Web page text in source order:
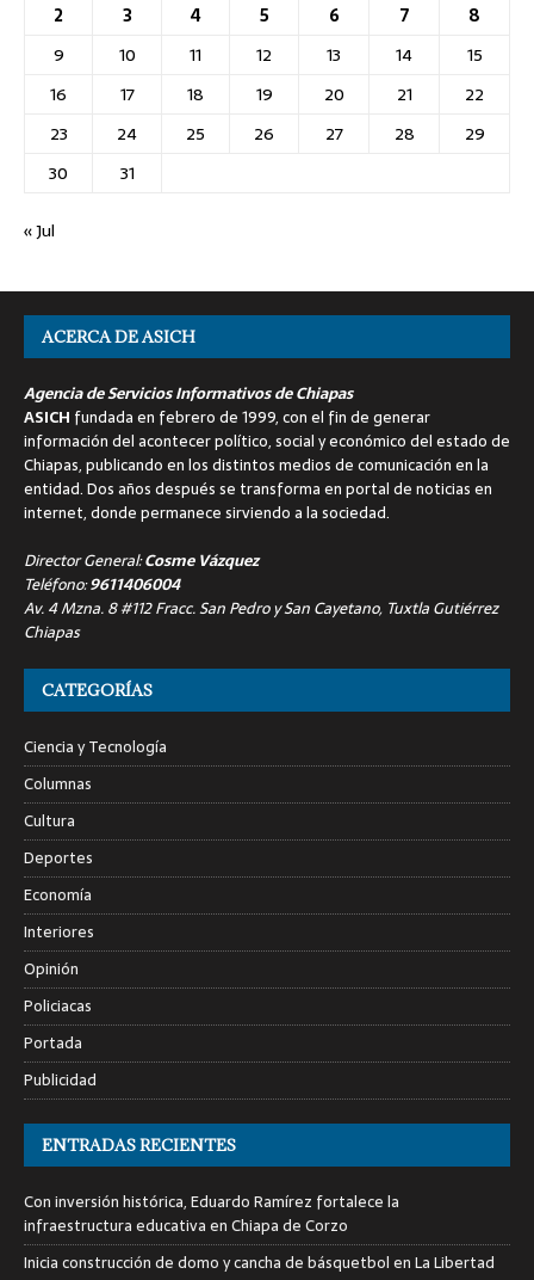
2
3 4 5 6 7
8
9
10 11 12 13 14
15
16
17 18 19 20 21
22
23
24 25 26 27 28
29
30
31
« Jul
ACERCA DE ASICH
Agencia de Servicios Informativos de Chiapas
ASICH fundada en febrero de 1999, con el fin de generar
información del acontecer político, social y económico del estado de
Chiapas, publicando en los distintos medios de comunicación en la
entidad. Dos años después se transforma en portal de noticias en
internet, donde permanece sirviendo a la sociedad.
Director General:Cosme Vázquez
Teléfono:9611406004
Av. 4 Mzna. 8 #112 Fracc. San Pedro y San Cayetano, Tuxtla Gutiérrez
Chiapas
CATEGORÍAS
Ciencia y Tecnología
Columnas
Cultura
Deportes
Economía
Interiores
Opinión
Policiacas
Portada
Publicidad
ENTRADAS RECIENTES
Con inversión histórica, Eduardo Ramírez fortalece la
infraestructura educativa en Chiapa de Corzo
Inicia construcción de domo y cancha de básquetbol en La Libertad